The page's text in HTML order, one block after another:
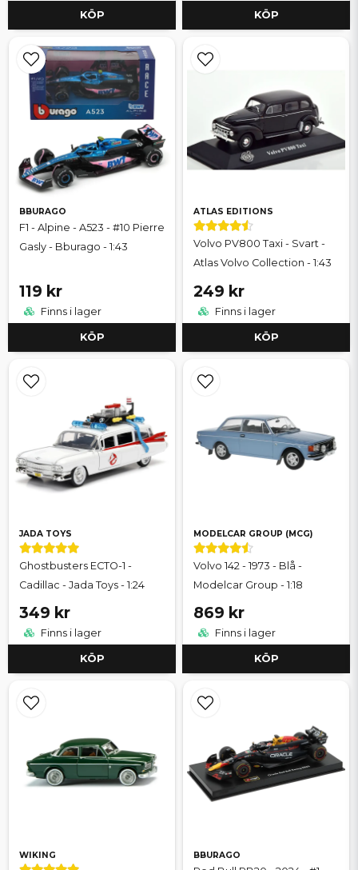
KÖP KÖP
BBURAGO
F1 - Alpine - A523 - #10 Pierre
Gasly - Bburago - 1:43
119 kr
Finns i lager
KÖP
ATLAS EDITIONS
Volvo PV800 Taxi - Svart -
Atlas Volvo Collection - 1:43
249 kr
Finns i lager
KÖP
JADA TOYS
Ghostbusters ECTO-1 -
Cadillac - Jada Toys - 1:24
349 kr
Finns i lager
KÖP
MODELCAR GROUP (MCG)
Volvo 142 - 1973 - Blå -
Modelcar Group - 1:18
869 kr
Finns i lager
KÖP
WIKING BBURAGO